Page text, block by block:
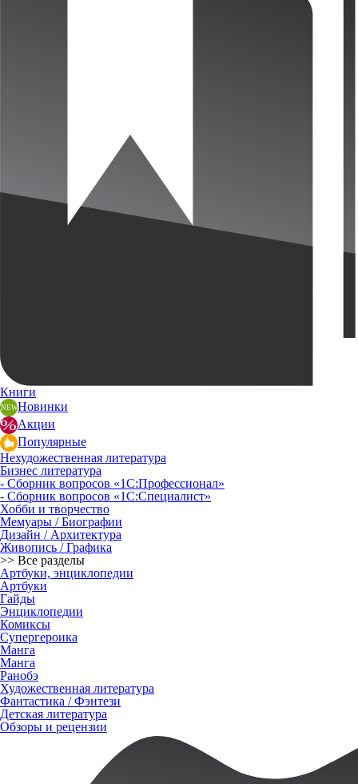
Книги
Новинки
Акции
Популярные
Нехудожественная литература
Бизнес литература
- Сборник вопросов «1С:Профессионал»
- Сборник вопросов «1С:Специалист»
Хобби и творчество
Мемуары / Биографии
Дизайн / Архитектура
Живопись / Графика
>> Все разделы
Артбуки, энциклопедии
Артбуки
Гайды
Энциклопедии
Комиксы
Супергероика
Манга
Манга
Ранобэ
Художественная литература
Фантастика / Фэнтези
Детская литература
Обзоры и рецензии